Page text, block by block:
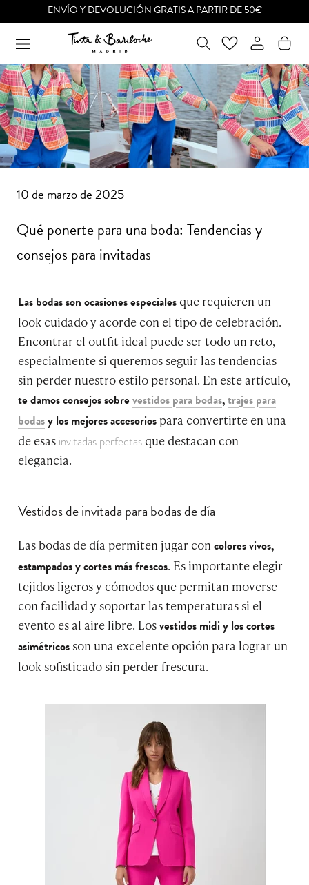
al
contenido
ENVÍO Y DEVOLUCIÓN GRATIS A PARTIR DE 50€
10 de marzo de 2025
Qué ponerte para una boda: Tendencias y
consejos para invitadas
Las bodas son ocasiones especiales que requieren un
look cuidado y acorde con el tipo de celebración.
Encontrar el outfit ideal puede ser todo un reto,
especialmente si queremos seguir las tendencias
sin perder nuestro estilo personal. En este artículo,
te damos consejos sobrevestidos para bodas,trajes para
bodasy los mejores accesorios para convertirte en una
de esas invitadas perfectas que destacan con
elegancia.
Vestidos de invitada para bodas de día
Las bodas de día permiten jugar con colores vivos,
estampados y cortes más frescos. Es importante elegir
tejidos ligeros y cómodos que permitan moverse
con facilidad y soportar las temperaturas si el
evento es al aire libre. Losvestidos midi y los cortes
asimétricos son una excelente opción para lograr un
look sofisticado sin perder frescura.